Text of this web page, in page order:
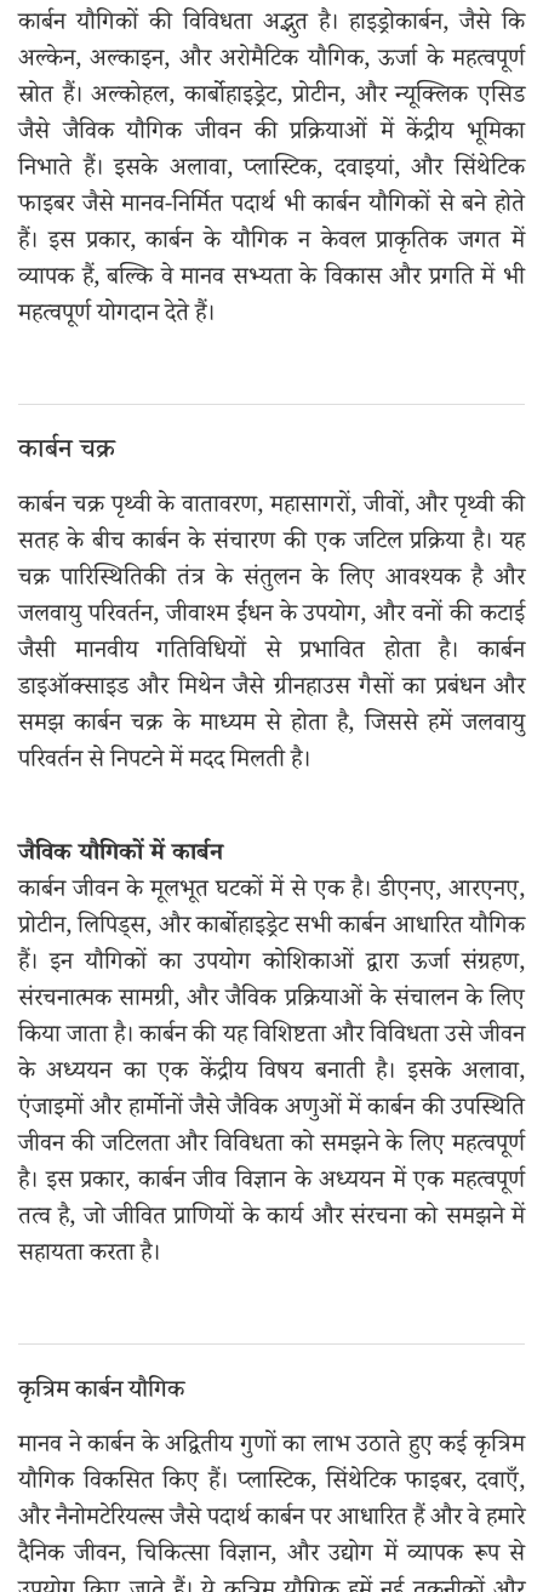
कार्बन यौगिकों की विविधता अद्भुत है। हाइड्रोकार्बन, जैसे कि
अल्केन, अल्काइन, और अरोमैटिक यौगिक, ऊर्जा के महत्वपूर्ण
स्रोत हैं। अल्कोहल, कार्बोहाइड्रेट, प्रोटीन, और न्यूक्लिक एसिड
जैसे जैविक यौगिक जीवन की प्रक्रियाओं में केंद्रीय भूमिका
निभाते हैं। इसके अलावा, प्लास्टिक, दवाइयां, और सिंथेटिक
फाइबर जैसे मानव-निर्मित पदार्थ भी कार्बन यौगिकों से बने होते
हैं। इस प्रकार, कार्बन के यौगिक न केवल प्राकृतिक जगत में
व्यापक हैं, बल्कि वे मानव सभ्यता के विकास और प्रगति में भी
महत्वपूर्ण योगदान देते हैं।
कार्बन चक्र
कार्बन चक्र पृथ्वी के वातावरण, महासागरों, जीवों, और पृथ्वी की
सतह के बीच कार्बन के संचारण की एक जटिल प्रक्रिया है। यह
चक्र पारिस्थितिकी तंत्र के संतुलन के लिए आवश्यक है और
जलवायु परिवर्तन, जीवाश्म ईंधन के उपयोग, और वनों की कटाई
जैसी मानवीय गतिविधियों से प्रभावित होता है। कार्बन
डाइऑक्साइड और मिथेन जैसे ग्रीनहाउस गैसों का प्रबंधन और
समझ कार्बन चक्र के माध्यम से होता है, जिससे हमें जलवायु
परिवर्तन से निपटने में मदद मिलती है।
जैविक यौगिकों में कार्बन
कार्बन जीवन के मूलभूत घटकों में से एक है। डीएनए, आरएनए,
प्रोटीन, लिपिड्स, और कार्बोहाइड्रेट सभी कार्बन आधारित यौगिक
हैं। इन यौगिकों का उपयोग कोशिकाओं द्वारा ऊर्जा संग्रहण,
संरचनात्मक सामग्री, और जैविक प्रक्रियाओं के संचालन के लिए
किया जाता है। कार्बन की यह विशिष्टता और विविधता उसे जीवन
के अध्ययन का एक केंद्रीय विषय बनाती है। इसके अलावा,
एंजाइमों और हार्मोनों जैसे जैविक अणुओं में कार्बन की उपस्थिति
जीवन की जटिलता और विविधता को समझने के लिए महत्वपूर्ण
है। इस प्रकार, कार्बन जीव विज्ञान के अध्ययन में एक महत्वपूर्ण
तत्व है, जो जीवित प्राणियों के कार्य और संरचना को समझने में
सहायता करता है।
कृत्रिम कार्बन यौगिक
मानव ने कार्बन के अद्वितीय गुणों का लाभ उठाते हुए कई कृत्रिम
यौगिक विकसित किए हैं। प्लास्टिक, सिंथेटिक फाइबर, दवाएँ,
और नैनोमटेरियल्स जैसे पदार्थ कार्बन पर आधारित हैं और वे हमारे
दैनिक जीवन, चिकित्सा विज्ञान, और उद्योग में व्यापक रूप से